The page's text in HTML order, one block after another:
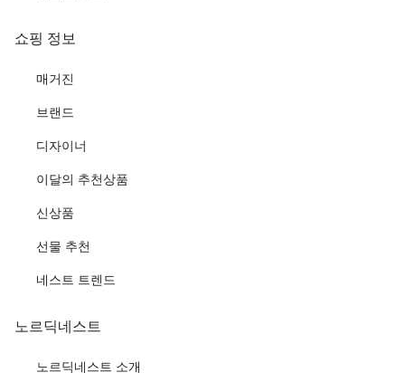
쇼핑 정보
매거진
브랜드
디자이너
이달의 추천상품
신상품
선물 추천
네스트 트렌드
노르딕네스트
노르딕네스트 소개